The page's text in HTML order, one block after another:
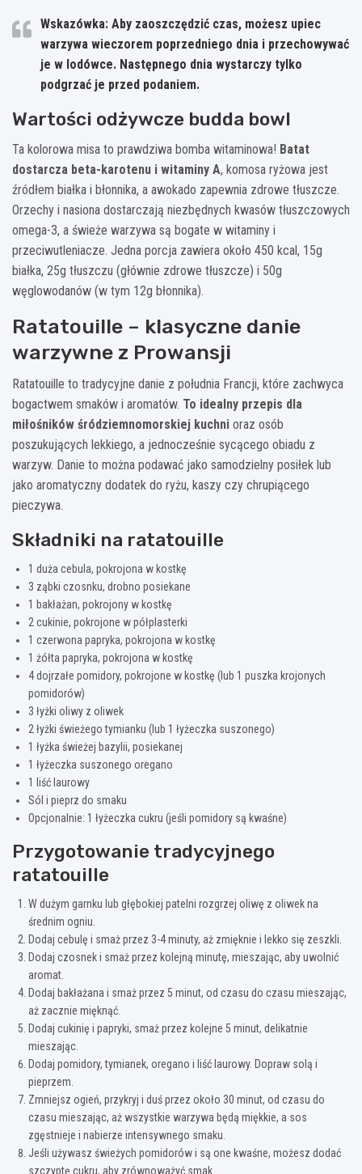
Wskazówka: Aby zaoszczędzić czas, możesz upiec
warzywa wieczorem poprzedniego dnia i przechowywać
je w lodówce. Następnego dnia wystarczy tylko
podgrzać je przed podaniem.
Wartości odżywcze budda bowl
Ta kolorowa misa to prawdziwa bomba witaminowa! Batat
dostarcza beta-karotenu i witaminy A, komosa ryżowa jest
źródłem białka i błonnika, a awokado zapewnia zdrowe tłuszcze.
Orzechy i nasiona dostarczają niezbędnych kwasów tłuszczowych
omega-3, a świeże warzywa są bogate w witaminy i
przeciwutleniacze. Jedna porcja zawiera około 450 kcal, 15g
białka, 25g tłuszczu (głównie zdrowe tłuszcze) i 50g
węglowodanów (w tym 12g błonnika).
Ratatouille – klasyczne danie
warzywne z Prowansji
Ratatouille to tradycyjne danie z południa Francji, które zachwyca
bogactwem smaków i aromatów. To idealny przepis dla
miłośników śródziemnomorskiej kuchni oraz osób
poszukujących lekkiego, a jednocześnie sycącego obiadu z
warzyw. Danie to można podawać jako samodzielny posiłek lub
jako aromatyczny dodatek do ryżu, kaszy czy chrupiącego
pieczywa.
Składniki na ratatouille
1 duża cebula, pokrojona w kostkę
3 ząbki czosnku, drobno posiekane
1 bakłażan, pokrojony w kostkę
2 cukinie, pokrojone w półplasterki
1 czerwona papryka, pokrojona w kostkę
1 żółta papryka, pokrojona w kostkę
4 dojrzałe pomidory, pokrojone w kostkę (lub 1 puszka krojonych
pomidorów)
3 łyżki oliwy z oliwek
2 łyżki świeżego tymianku (lub 1 łyżeczka suszonego)
1 łyżka świeżej bazylii, posiekanej
1 łyżeczka suszonego oregano
1 liść laurowy
Sól i pieprz do smaku
Opcjonalnie: 1 łyżeczka cukru (jeśli pomidory są kwaśne)
Przygotowanie tradycyjnego
ratatouille
W dużym garnku lub głębokiej patelni rozgrzej oliwę z oliwek na
średnim ogniu.
Dodaj cebulę i smaż przez 3-4 minuty, aż zmięknie i lekko się zeszkli.
Dodaj czosnek i smaż przez kolejną minutę, mieszając, aby uwolnić
aromat.
Dodaj bakłażana i smaż przez 5 minut, od czasu do czasu mieszając,
aż zacznie mięknąć.
Dodaj cukinię i papryki, smaż przez kolejne 5 minut, delikatnie
mieszając.
Dodaj pomidory, tymianek, oregano i liść laurowy. Dopraw solą i
pieprzem.
Zmniejsz ogień, przykryj i duś przez około 30 minut, od czasu do
czasu mieszając, aż wszystkie warzywa będą miękkie, a sos
zgęstnieje i nabierze intensywnego smaku.
Jeśli używasz świeżych pomidorów i są one kwaśne, możesz dodać
szczyptę cukru, aby zrównoważyć smak.